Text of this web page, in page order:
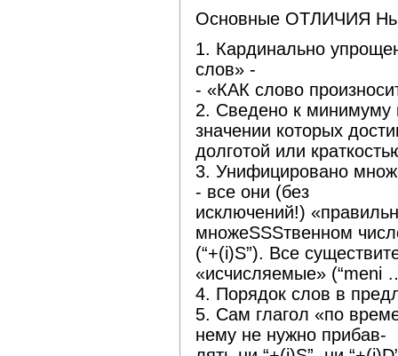
Основные ОТЛИЧИЯ
1. Кардинально
слов» -
- «КАК слово
2. Сведено к минимуму
значении которых
долготой или
3. Унифицировано
- все они (без
исключений!)
множеSSSтвенном
(“+(i)S”). Все
«исчисляемые» (“meni
4. Порядок слов в
5. Сам глагол «по
нему не нужно прибав-